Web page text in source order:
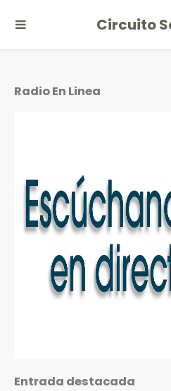
Circuito
Radio En Linea
Entrada destacada